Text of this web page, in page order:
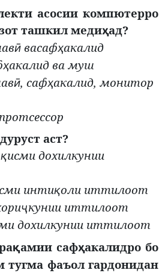
асосии компютерро
ташкил медиҳад?
ӣ васафҳакалид
ҳакалид ва муш
ӣ, сафҳакалид, монитор
аст?
қисми дохилкунии
интиқоли иттилоот
ҷкунии иттилоот
дохилкунии иттилоот
қамии сафҳакалидро бо
фаъол гардонидан